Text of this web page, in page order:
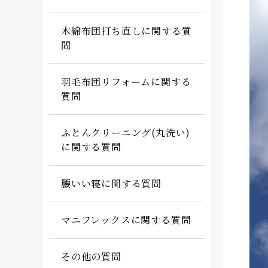
木綿布団打ち直しに関する質
問
羽毛布団リフォームに関する
質問
ふとんクリーニング(丸洗い)
に関する質問
腰いい寝に関する質問
マニフレックスに関する質問
その他の質問